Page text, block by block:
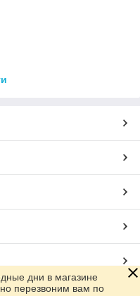
дни в магазине
перезвоним вам по